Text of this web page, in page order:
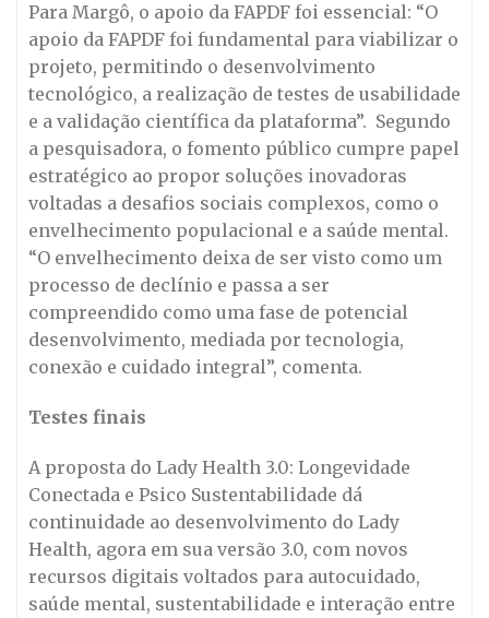
Para Margô, o apoio da FAPDF foi essencial: “O
apoio da FAPDF foi fundamental para viabilizar o
projeto, permitindo o desenvolvimento
tecnológico, a realização de testes de usabilidade
e a validação científica da plataforma”. Segundo
a pesquisadora, o fomento público cumpre papel
estratégico ao propor soluções inovadoras
voltadas a desafios sociais complexos, como o
envelhecimento populacional e a saúde mental.
“O envelhecimento deixa de ser visto como um
processo de declínio e passa a ser
compreendido como uma fase de potencial
desenvolvimento, mediada por tecnologia,
conexão e cuidado integral”, comenta.
Testes finais
A proposta do Lady Health 3.0: Longevidade
Conectada e Psico Sustentabilidade dá
continuidade ao desenvolvimento do Lady
Health, agora em sua versão 3.0, com novos
recursos digitais voltados para autocuidado,
saúde mental, sustentabilidade e interação entre